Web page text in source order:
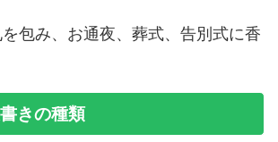
包み、お通夜、葬式、告別式に香
きの種類